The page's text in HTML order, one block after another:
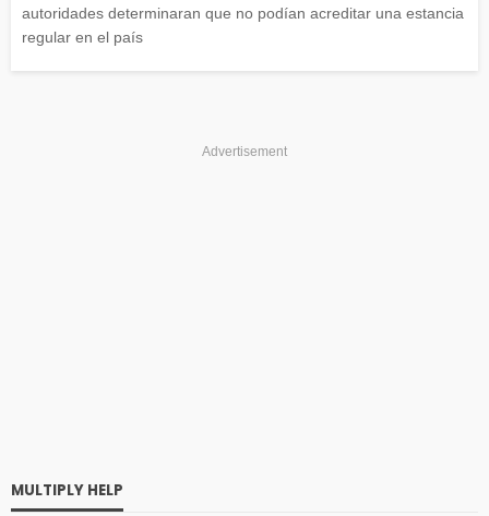
autoridades determinaran que no podían acreditar una estancia
regular en el país
Advertisement
MULTIPLY HELP